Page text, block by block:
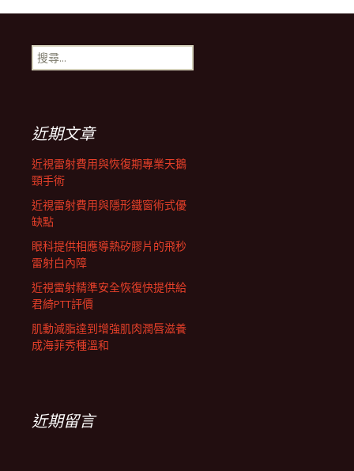
導
航
列
搜
尋
近期文章
近視雷射費用與恢復期專業天鵝
頸手術
近視雷射費用與隱形鐵窗術式優
缺點
眼科提供相應導熱矽膠片的飛秒
雷射白內障
近視雷射精準安全恢復快提供給
君綺PTT評價
肌動減脂達到增強肌肉潤唇滋養
成海菲秀種溫和
近期留言